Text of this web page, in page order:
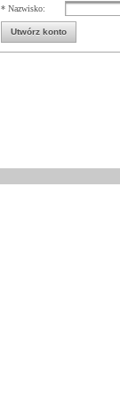
* Nazwisko:
Utwórz konto